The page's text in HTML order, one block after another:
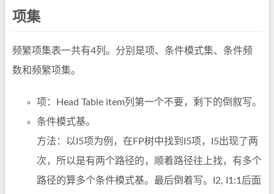
项集
频繁项集表一共有4列。分别是项、条件模式集、条件频
数和频繁项集。
项：Head Table item列第一个不要，剩下的倒叙写。
条件模式基。
方法：以I5项为例，在FP树中找到I5项，I5出现了两
次，所以是有两个路径的，顺着路径往上找，有多个
路径的算多个条件模式基。最后倒着写。I2, I1:1后面